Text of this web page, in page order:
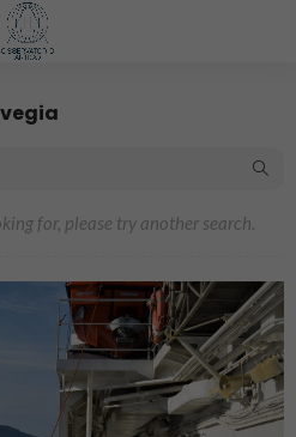
for, please try another search.